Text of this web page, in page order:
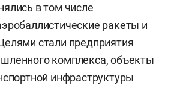
в том числе
ракеты и
стали предприятия
комплекса, объекты
инфраструктуры